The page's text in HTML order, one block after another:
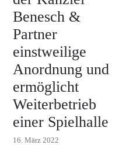
Benesch &
Partner
einstweilige
Anordnung und
ermöglicht
Weiterbetrieb
einer Spielhalle
16. März 2022